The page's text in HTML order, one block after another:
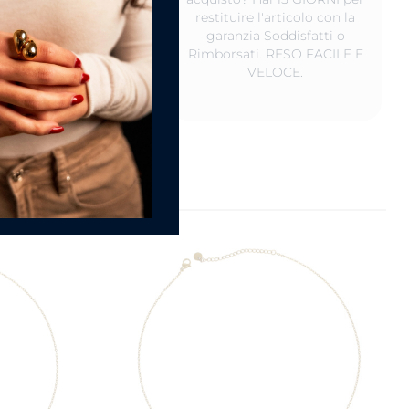
ed al riparo da luce
Va bene anche
scatolino.
restituire l'articolo con la
garanzia Soddisfatti o
Rimborsati. RESO FACILE E
VELOCE.